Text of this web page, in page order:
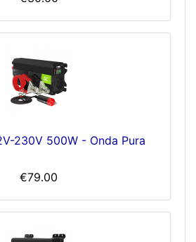
230V 500W - Onda Pura
€79.00